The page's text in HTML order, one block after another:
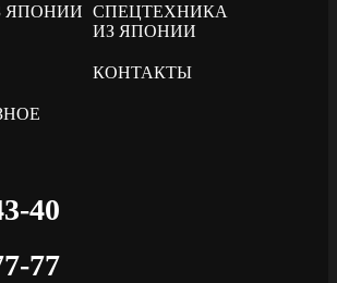
ЯПОНИИ СПЕЦТЕХНИКА
ИЗ ЯПОНИИ
КОНТАКТЫ
40
77